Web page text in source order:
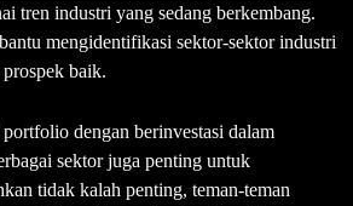
tren industri yang sedang berkembang.
mengidentifikasi sektor-sektor industri
baik.
dengan berinvestasi dalam
sektor juga penting untuk
tidak kalah penting, teman-teman